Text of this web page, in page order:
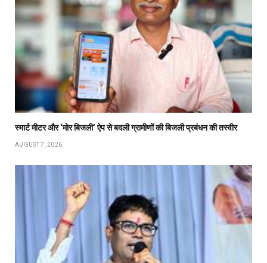
स्मार्ट मीटर और ‘मोर बिजली’ ऐप से बदली ग्रामीणों की बिजली प्रबंधन की तस्वीर
AUGUST 7, 2026